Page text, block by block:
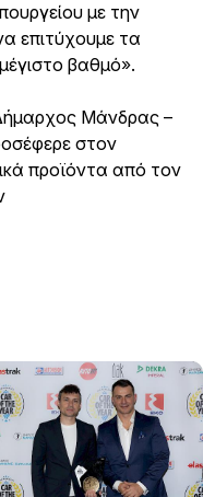
με την
επιτύχουμε τα
βαθμό».
Δήμαρχος Μάνδρας –
στον
προϊόντα από τον